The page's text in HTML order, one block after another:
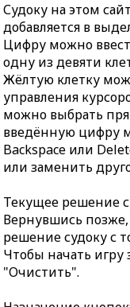
Судоку на этом
добавляется в
Цифру можно
одну из девяти
Жёлтую клетку
управления
можно выбрать
введённую цифру
Backspace или
или заменить
Текущее решение
Вернувшись
решение судоку с
Чтобы начать
"Очистить".